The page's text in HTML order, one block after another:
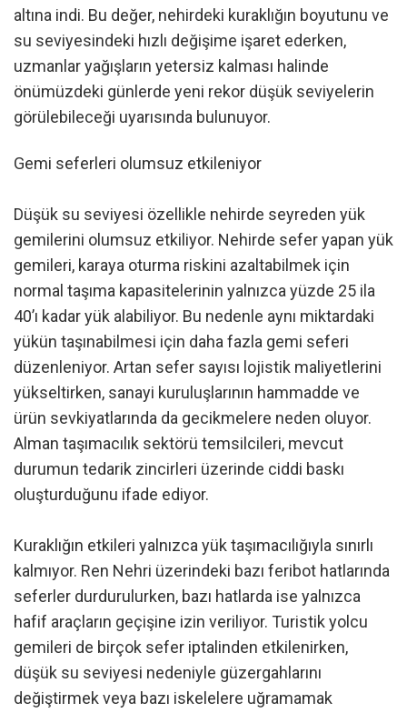
altına indi. Bu değer, nehirdeki kuraklığın boyutunu ve
su seviyesindeki hızlı değişime işaret ederken,
uzmanlar yağışların yetersiz kalması halinde
önümüzdeki günlerde yeni rekor düşük seviyelerin
görülebileceği uyarısında bulunuyor.
Gemi seferleri olumsuz etkileniyor
Düşük su seviyesi özellikle nehirde seyreden yük
gemilerini olumsuz etkiliyor. Nehirde sefer yapan yük
gemileri, karaya oturma riskini azaltabilmek için
normal taşıma kapasitelerinin yalnızca yüzde 25 ila
40’ı kadar yük alabiliyor. Bu nedenle aynı miktardaki
yükün taşınabilmesi için daha fazla gemi seferi
düzenleniyor. Artan sefer sayısı lojistik maliyetlerini
yükseltirken, sanayi kuruluşlarının hammadde ve
ürün sevkiyatlarında da gecikmelere neden oluyor.
Alman taşımacılık sektörü temsilcileri, mevcut
durumun tedarik zincirleri üzerinde ciddi baskı
oluşturduğunu ifade ediyor.
Kuraklığın etkileri yalnızca yük taşımacılığıyla sınırlı
kalmıyor. Ren Nehri üzerindeki bazı feribot hatlarında
seferler durdurulurken, bazı hatlarda ise yalnızca
hafif araçların geçişine izin veriliyor. Turistik yolcu
gemileri de birçok sefer iptalinden etkilenirken,
düşük su seviyesi nedeniyle güzergahlarını
değiştirmek veya bazı iskelelere uğramamak